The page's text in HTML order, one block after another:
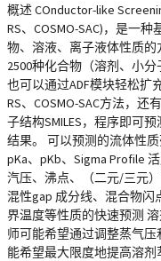
概述 COnductor-like
RS、COSMO-SAC)，是一
物、溶液、离子液体性质
2500种化合物（溶剂、小
也可以通过ADF模块轻松扩
RS、COSMO-SAC方法，还
子结构SMILES，程序即可
结果。 可以预测的流体性
pKa、pKb、Sigma Profile
汽压、沸点、（二元/三元
混性gap 成分线、混合物
界温度等性质的快速预测
师可能希望通过调整蒸气
能希望最大限度地提高溶